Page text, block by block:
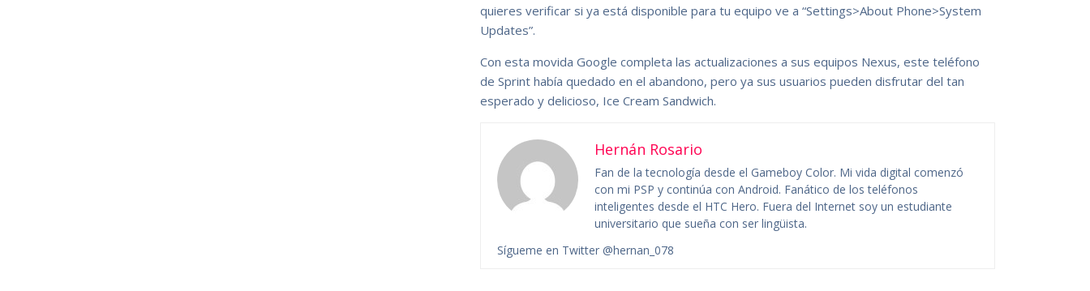
quieres verificar si ya está disponible para tu equipo ve a “Settings>About Phone>System
Updates”.
Con esta movida Google completa las actualizaciones a sus equipos Nexus, este teléfono
de Sprint había quedado en el abandono, pero ya sus usuarios pueden disfrutar del tan
esperado y delicioso, Ice Cream Sandwich.
Hernán Rosario
Fan de la tecnología desde el Gameboy Color. Mi vida digital comenzó
con mi PSP y continúa con Android. Fanático de los teléfonos
inteligentes desde el HTC Hero. Fuera del Internet soy un estudiante
universitario que sueña con ser lingüista.
Sígueme en Twitter @hernan_078